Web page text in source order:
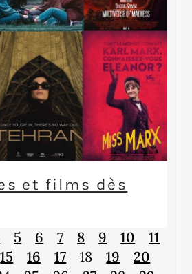
et films dès
5 6 7 8 9 10
11
15 16 17 18 19
20